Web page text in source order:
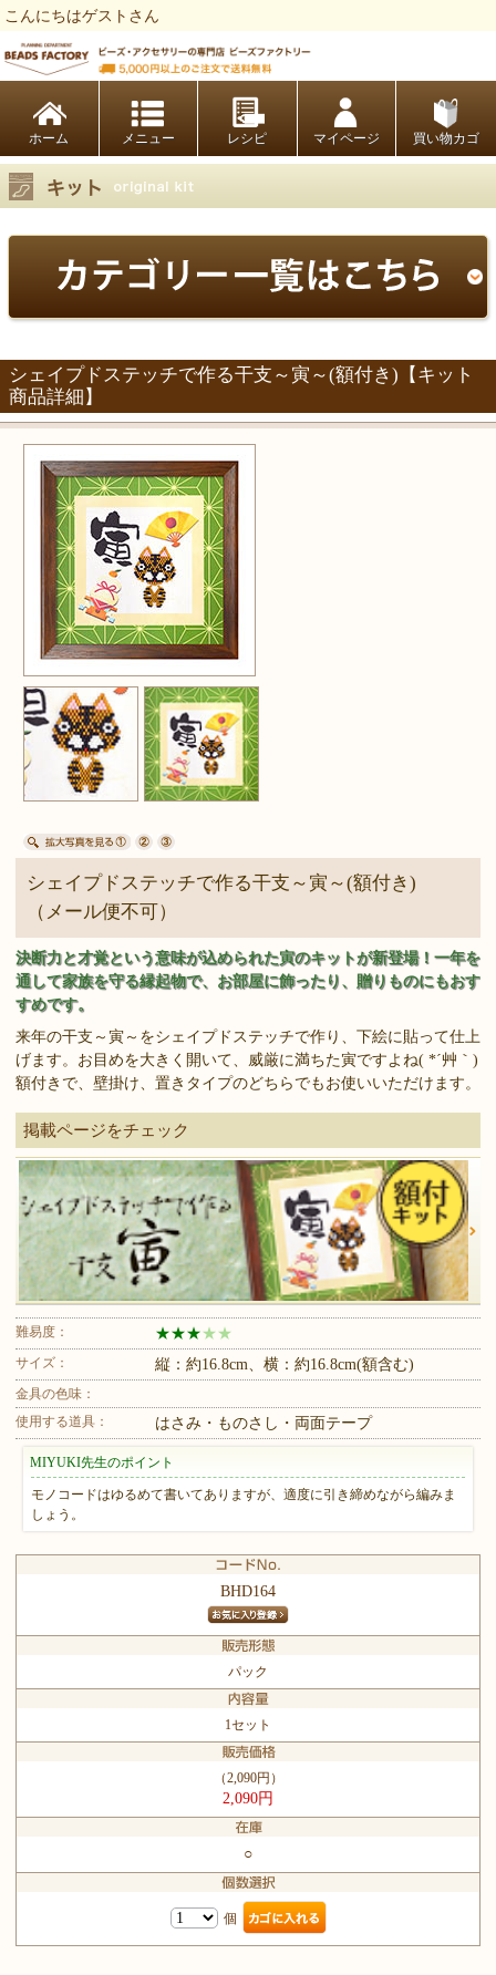
こんにちはゲストさん
ホーム レシピ マイページ 買い物カゴ
シェイプドステッチで作る干支～寅～(額付き)【キット
商品詳細】
シェイプドステッチで作る干支～寅～(額付き)
（メール便不可）
決断力と才覚という意味が込められた寅のキットが新登場！一年を
通して家族を守る縁起物で、お部屋に飾ったり、贈りものにもおす
すめです。
来年の干支～寅～をシェイプドステッチで作り、下絵に貼って仕上
げます。お目めを大きく開いて、威厳に満ちた寅ですよね( *´艸｀)
額付きで、壁掛け、置きタイプのどちらでもお使いいただけます。
掲載ページをチェック
難易度： ★★★ ★ ★
サイズ： 縦：約16.8cm、横：約16.8cm(額含む)
金具の色味：
使用する道具：
はさみ・ものさし・両面テープ
MIYUKI先生のポイント
モノコードはゆるめて書いてありますが、適度に引き締めながら編みま
しょう。
BHD164
パック
1セット
（2,090円）
2,090円
○
個